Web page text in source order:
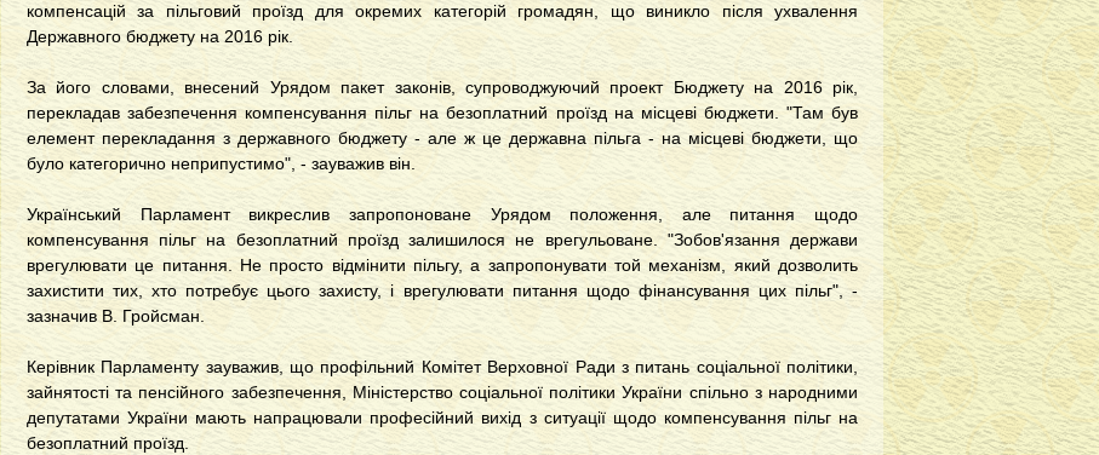
компенсацій за пільговий проїзд для окремих категорій громадян, що виникло після ухвалення
Державного бюджету на 2016 рік.
За його словами, внесений Урядом пакет законів, супроводжуючий проект Бюджету на 2016 рік,
перекладав забезпечення компенсування пільг на безоплатний проїзд на місцеві бюджети. "Там був
елемент перекладання з державного бюджету - але ж це державна пільга - на місцеві бюджети, що
було категорично неприпустимо", - зауважив він.
Український Парламент викреслив запропоноване Урядом положення, але питання щодо
компенсування пільг на безоплатний проїзд залишилося не врегульоване. "Зобов'язання держави
врегулювати це питання. Не просто відмінити пільгу, а запропонувати той механізм, який дозволить
захистити тих, хто потребує цього захисту, і врегулювати питання щодо фінансування цих пільг", -
зазначив В. Гройсман.
Керівник Парламенту зауважив, що профільний Комітет Верховної Ради з питань соціальної політики,
зайнятості та пенсійного забезпечення, Міністерство соціальної політики України спільно з народними
депутатами України мають напрацювали професійний вихід з ситуації щодо компенсування пільг на
безоплатний проїзд.